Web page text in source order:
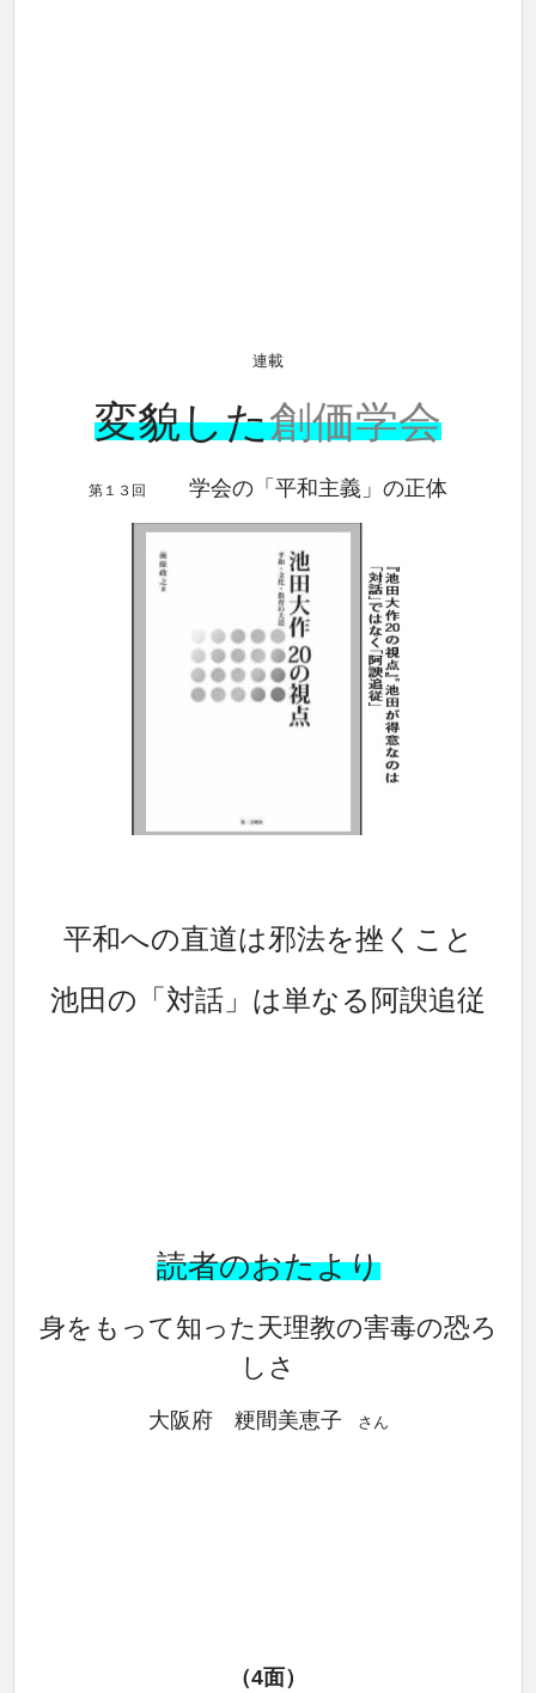
連載
変貌した創価学会
第１３回 学会の「平和主義」の正体
平和への直道は邪法を挫くこと
池田の「対話」は単なる阿諛追従
読者のおたより
身をもって知った天理教の害毒の恐ろ
しさ
大阪府 粳間美恵子 さん
（4面）